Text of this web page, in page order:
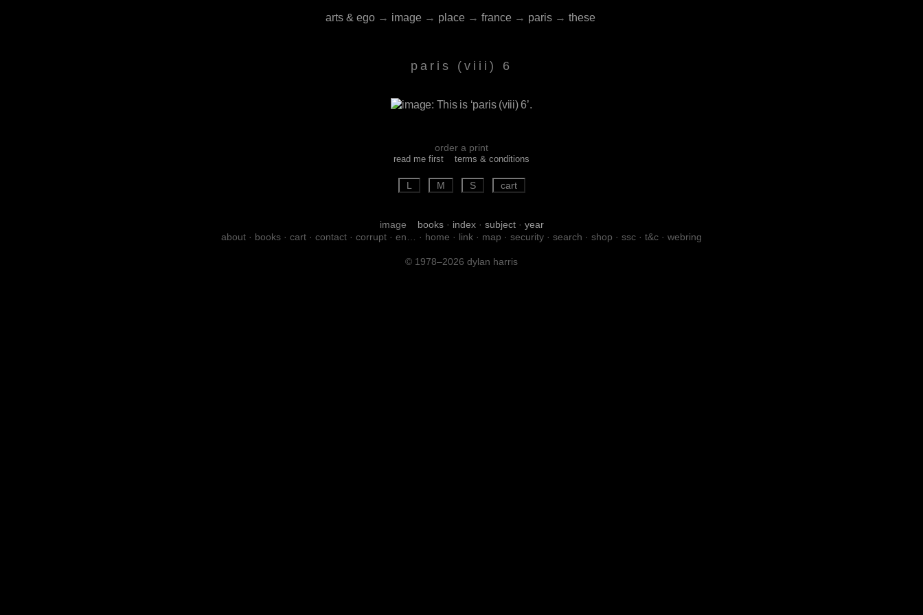
arts & ego → image → place → france → paris → these
paris (viii) 6
order a print
read me first terms & conditions
image books · index · subject · year
about · books · cart · contact · corrupt · en… · home · link · map · security · search · shop · ssc · t&c · webring
© 1978–2026 dylan harris